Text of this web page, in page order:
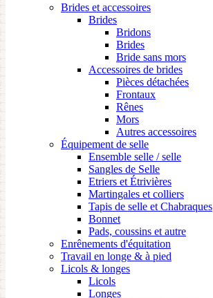
Brides et accessoires
Brides
Bridons
Brides
Bride sans mors
Accessoires de brides
Pièces détachées
Frontaux
Rênes
Mors
Autres accessoires
Équipement de selle
Ensemble selle / selle
Sangles de Selle
Etriers et Étrivières
Martingales et colliers
Tapis de selle et Chabraques
Bonnet
Pads, coussins et autre
Enrênements d'équitation
Travail en longe & à pied
Licols & longes
Licols
Longes